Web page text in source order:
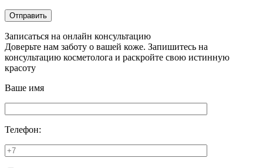
Записаться на онлайн консультацию
Доверьте нам заботу о вашей коже. Запишитесь на
консультацию косметолога и раскройте свою истинную
красоту
Ваше имя
Телефон: